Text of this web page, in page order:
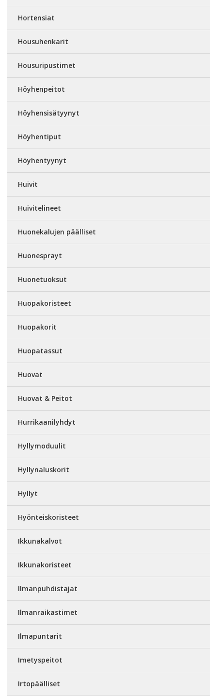
Hortensiat
Housuhenkarit
Housuripustimet
Höyhenpeitot
Höyhensisätyynyt
Höyhentiput
Höyhentyynyt
Huivit
Huivitelineet
Huonekalujen päälliset
Huonesprayt
Huonetuoksut
Huopakoristeet
Huopakorit
Huopatassut
Huovat
Huovat & Peitot
Hurrikaanilyhdyt
Hyllymoduulit
Hyllynaluskorit
Hyllyt
Hyönteiskoristeet
Ikkunakalvot
Ikkunakoristeet
Ilmanpuhdistajat
Ilmanraikastimet
Ilmapuntarit
Imetyspeitot
Irtopäälliset